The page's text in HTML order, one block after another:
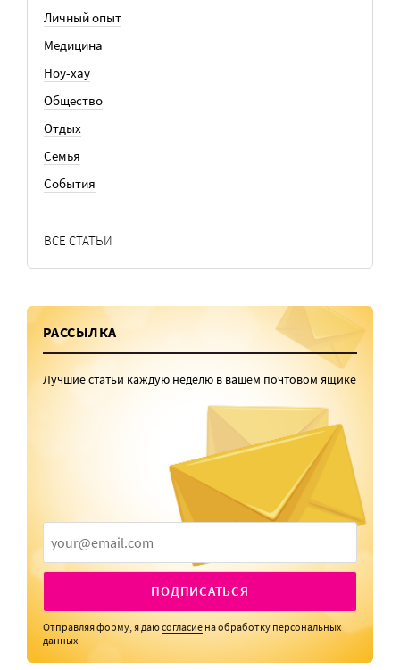
Личный опыт
Медицина
Ноу-хау
Общество
Отдых
Семья
События
ВСЕ СТАТЬИ
РАССЫЛКА
Лучшие статьи каждую неделю в вашем почтовом ящике
ПОДПИСАТЬСЯ
Отправляя форму, я даюсогласие на обработку персональных
данных